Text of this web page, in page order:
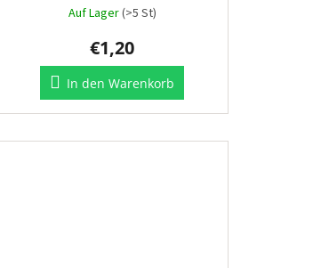
Auf Lager(>5 St)
€1,20
In den Warenkorb